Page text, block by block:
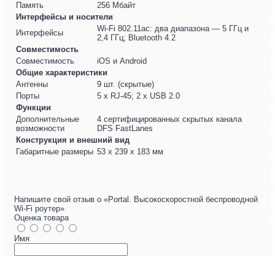
Память
256 Мбайт
Интерфейсы и носители
Интерфейсы
Wi-Fi 802.11ac: два диапазона — 5 ГГц и
2,4 ГГц; Bluetooth 4.2
Совместимость
Совместимость
iOS и Android
Общие характеристики
Антенны
9 шт. (скрытые)
Порты
5 х RJ-45; 2 х USB 2.0
Функции
Дополнительные
возможности
4 сертифицированных скрытых канала
DFS FastLanes
Конструкция и внешний вид
Габаритные размеры 53 х 239 х 183 мм
Напишите свой отзыв о «Portal. Высокоскоростной беспроводной
Wi-Fi роутер»
Оценка товара
Имя